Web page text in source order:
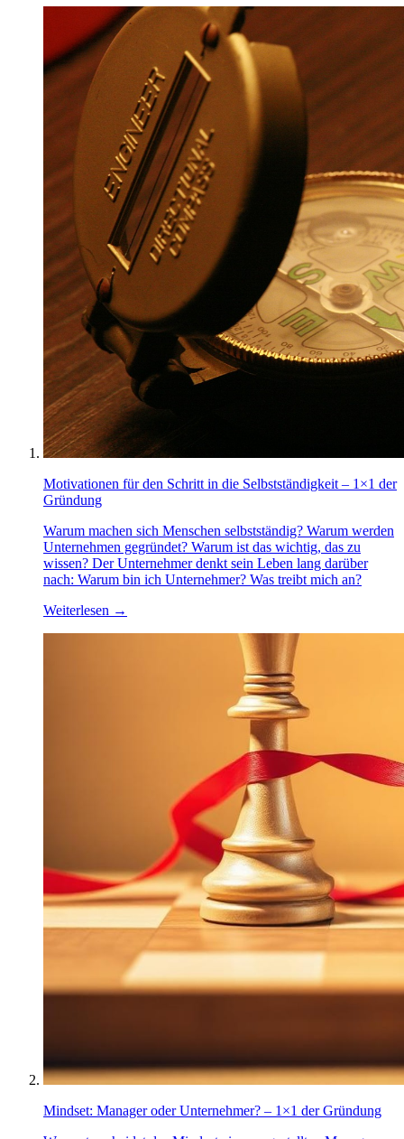
Motivationen für den Schritt in die Selbstständigkeit – 1×1 der
Gründung
Warum machen sich Menschen selbstständig? Warum werden
Unternehmen gegründet? Warum ist das wichtig, das zu
wissen? Der Unternehmer denkt sein Leben lang darüber
nach: Warum bin ich Unternehmer? Was treibt mich an?
Weiterlesen →
Mindset: Manager oder Unternehmer? – 1×1 der Gründung